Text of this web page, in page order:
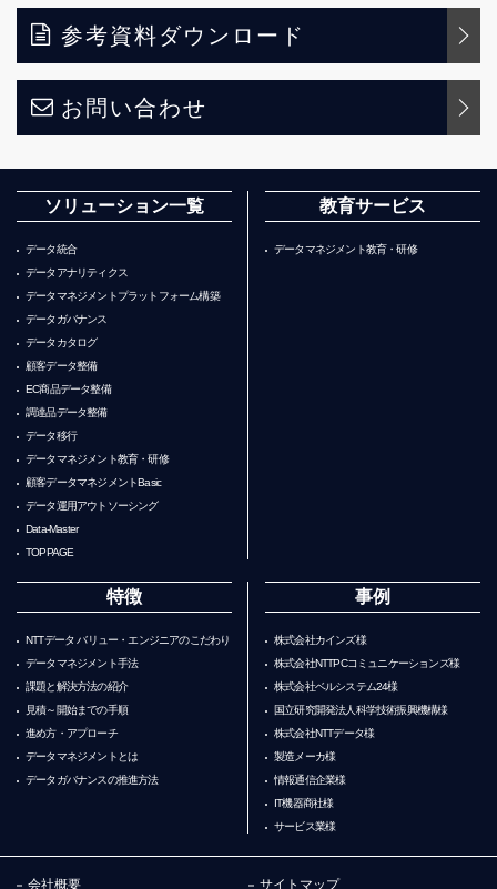
参考資料ダウンロード
お問い合わせ
ソリューション一覧
データ統合
データアナリティクス
データマネジメントプラットフォーム構築
データガバナンス
データカタログ
顧客データ整備
EC商品データ整備
調達品データ整備
データ移行
データマネジメント教育・研修
顧客データマネジメントBasic
データ運用アウトソーシング
Data-Master
TOPPAGE
教育サービス
データマネジメント教育・研修
特徴
NTTデータ バリュー・エンジニアのこだわり
データマネジメント手法
課題と解決方法の紹介
見積～開始までの手順
進め方・アプローチ
データマネジメントとは
データガバナンスの推進方法
事例
株式会社カインズ様
株式会社NTTPCコミュニケーションズ様
株式会社ベルシステム24様
国立研究開発法人科学技術振興機構様
株式会社NTTデータ様
製造メーカ様
情報通信企業様
IT機器商社様
サービス業様
会社概要 サイトマップ